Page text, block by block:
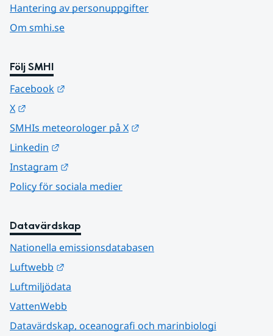
Hantering av personuppgifter
Om smhi.se
Följ SMHI
Facebook
X
SMHIs meteorologer på X
Linkedin
Instagram
Policy för sociala medier
Datavärdskap
Nationella emissionsdatabasen
Luftwebb
Luftmiljödata
VattenWebb
Datavärdskap, oceanografi och marinbiologi